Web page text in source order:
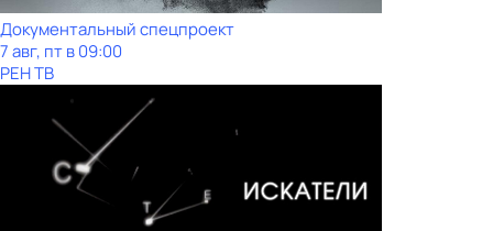
Документальный спецпроект
7 авг, пт в 09:00
РЕН ТВ